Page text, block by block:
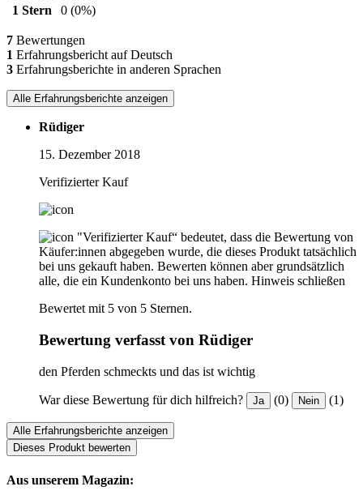
1 Stern
0 (0%)
7 Bewertungen
1 Erfahrungsbericht auf Deutsch
3 Erfahrungsberichte in anderen Sprachen
Alle Erfahrungsberichte anzeigen
Rüdiger
15. Dezember 2018
Verifizierter Kauf
"Verifizierter Kauf“ bedeutet, dass die Bewertung von
Käufer:innen abgegeben wurde, die dieses Produkt tatsächlich
bei uns gekauft haben. Bewerten können aber grundsätzlich
alle, die ein Kundenkonto bei uns haben. Hinweis schließen
Bewertet mit 5 von 5 Sternen.
Bewertung verfasst von Rüdiger
den Pferden schmeckts und das ist wichtig
War diese Bewertung für dich hilfreich? Ja (0) Nein (1)
Alle Erfahrungsberichte anzeigen
Dieses Produkt bewerten
Aus unserem Magazin: